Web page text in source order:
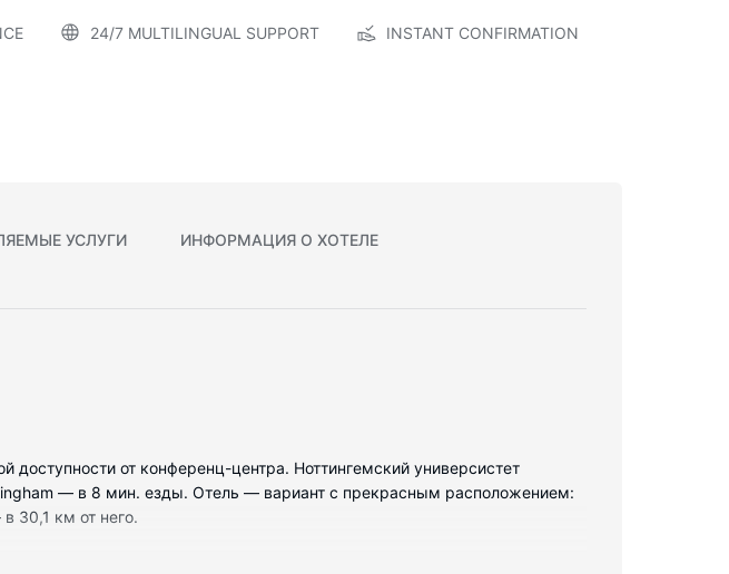
24/7 MULTILINGUAL SUPPORT INSTANT CONFIRMATION
УСЛУГИ ИНФОРМАЦИЯ О ХОТЕЛЕ
доступности от конференц-центра. Ноттингемский универсистет
— в 8 мин. езды. Отель — вариант с прекрасным расположением:
30,1 км от него.